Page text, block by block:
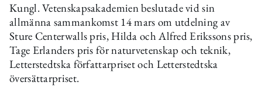
Kungl. Vetenskapsakademien beslutade vid sin
allmänna sammankomst 14 mars om utdelning av
Sture Centerwalls pris, Hilda och Alfred Erikssons pris,
Tage Erlanders pris för naturvetenskap och teknik,
Letterstedtska författarpriset och Letterstedtska
översättarpriset.